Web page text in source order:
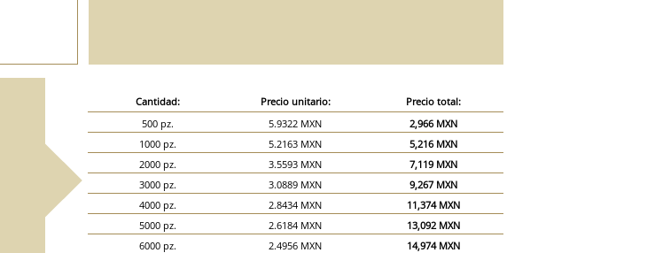
Cantidad: Precio unitario:
Precio total:
500 pz.
5.9322 MXN
2,966 MXN
1000 pz.
5.2163 MXN
5,216 MXN
2000 pz.
3.5593 MXN
7,119 MXN
3000 pz.
3.0889 MXN
9,267 MXN
4000 pz.
2.8434 MXN
11,374 MXN
5000 pz.
2.6184 MXN
13,092 MXN
6000 pz.
2.4956 MXN
14,974 MXN